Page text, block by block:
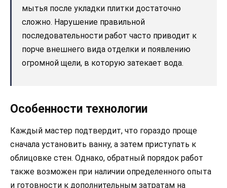
мытья после укладки плитки достаточно
сложно. Нарушение правильной
последовательности работ часто приводит к
порче внешнего вида отделки и появлению
огромной щели, в которую затекает вода.
Особенности технологии
Каждый мастер подтвердит, что гораздо проще
сначала установить ванну, а затем приступать к
облицовке стен. Однако, обратный порядок работ
также возможен при наличии определенного опыта
и готовности к дополнительным затратам на